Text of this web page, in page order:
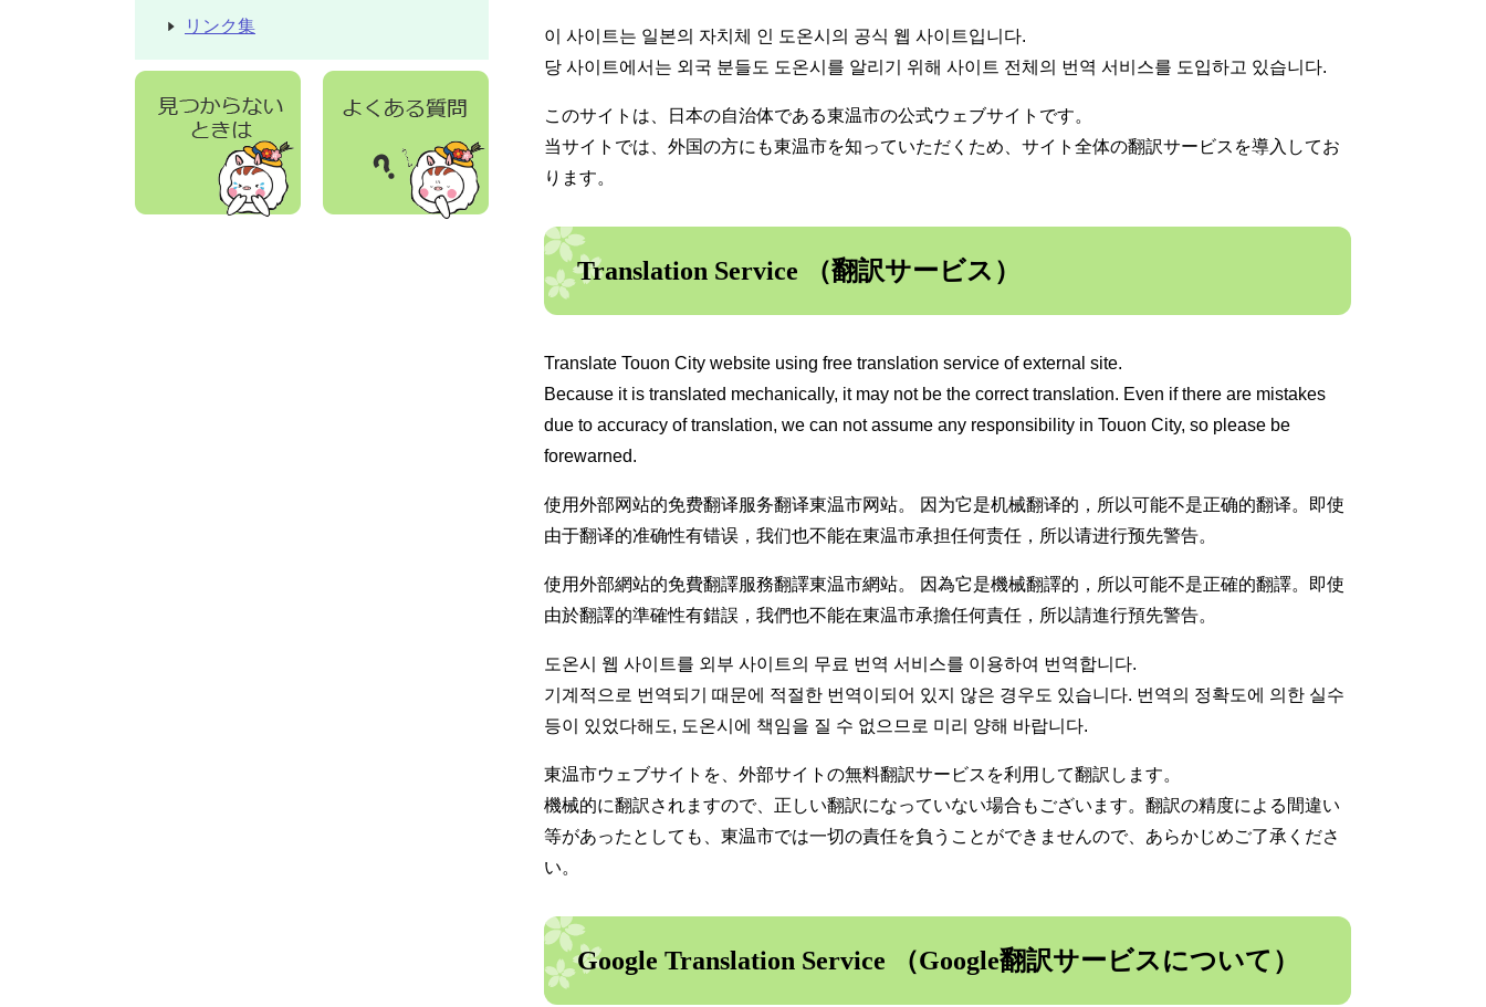
이 사이트는 일본의 자치체 인 도온시의 공식 웹 사이트입니다.
당 사이트에서는 외국 분들도 도온시를 알리기 위해 사이트 전체의 번역 서비스를 도입하고 있습니다.
このサイトは、日本の自治体である東温市の公式ウェブサイトです。
当サイトでは、外国の方にも東温市を知っていただくため、サイト全体の翻訳サービスを導入してお
ります。
Translation Service （翻訳サービス）
Translate Touon City website using free translation service of external site.
Because it is translated mechanically, it may not be the correct translation. Even if there are mistakes
due to accuracy of translation, we can not assume any responsibility in Touon City, so please be
forewarned.
使用外部网站的免费翻译服务翻译東温市网站。 因为它是机械翻译的，所以可能不是正确的翻译。即使
由于翻译的准确性有错误，我们也不能在東温市承担任何责任，所以请进行预先警告。
使用外部網站的免費翻譯服務翻譯東温市網站。 因為它是機械翻譯的，所以可能不是正確的翻譯。即使
由於翻譯的準確性有錯誤，我們也不能在東温市承擔任何責任，所以請進行預先警告。
도온시 웹 사이트를 외부 사이트의 무료 번역 서비스를 이용하여 번역합니다.
기계적으로 번역되기 때문에 적절한 번역이되어 있지 않은 경우도 있습니다. 번역의 정확도에 의한 실수
등이 있었다해도, 도온시에 책임을 질 수 없으므로 미리 양해 바랍니다.
東温市ウェブサイトを、外部サイトの無料翻訳サービスを利用して翻訳します。
機械的に翻訳されますので、正しい翻訳になっていない場合もございます。翻訳の精度による間違い
等があったとしても、東温市では一切の責任を負うことができませんので、あらかじめご了承くださ
い。
Google Translation Service （Google翻訳サービスについて）
リンク集